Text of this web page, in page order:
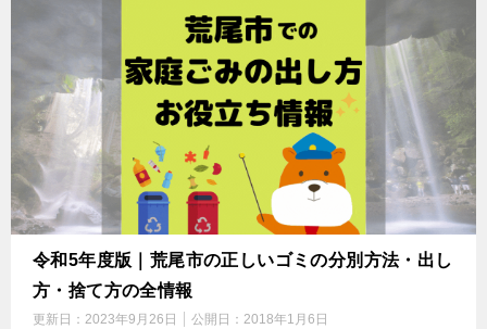
令和5年度版｜荒尾市の正しいゴミの分別方法・出し
方・捨て方の全情報
更新日： 2023年9月26日 公開日： 2018年1月6日